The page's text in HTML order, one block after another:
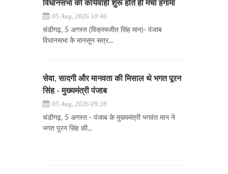
विधानसभा की कार्यवाही शुरू होते ही मचा हंगामा
05 Aug, 2026 10:46
चंडीगढ़, 5 अगस्त (विक्रमजीत सिंह मान)- पंजाब
विधानसभा के मानसून सत्र...
सेवा, सादगी और मानवता की मिसाल थे भगत पूरन
सिंह - मुख्यमंत्री पंजाब
05 Aug, 2026 09:28
चंडीगढ़, 5 अगस्त - पंजाब के मुख्यमंत्री भगवंत मान ने
भगत पूरन सिंह की...